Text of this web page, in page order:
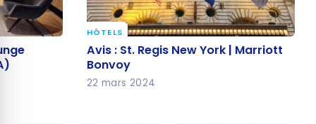
le bandeau des cookies
Avis : St. Regis New York | Marriott
Bonvoy
HÔTELS
Avis : St. Regis New York | Marriott
Bonvoy
22 mars 2024